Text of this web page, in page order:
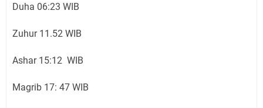
Duha 06:23 WIB
Zuhur 11.52 WIB
Ashar 15:12 WIB
Magrib 17: 47 WIB